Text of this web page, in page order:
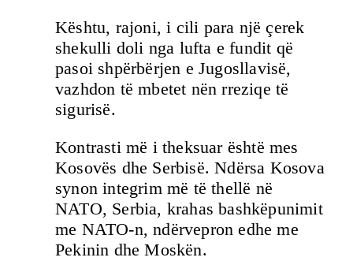
Kështu, rajoni, i cili para një çerek
shekulli doli nga lufta e fundit që
pasoi shpërbërjen e Jugosllavisë,
vazhdon të mbetet nën rreziqe të
sigurisë.
Kontrasti më i theksuar është mes
Kosovës dhe Serbisë. Ndërsa Kosova
synon integrim më të thellë në
NATO, Serbia, krahas bashkëpunimit
me NATO-n, ndërvepron edhe me
Pekinin dhe Moskën.